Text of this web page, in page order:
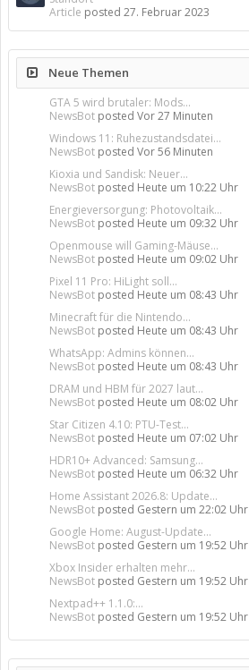
Article posted 27. Februar 2023
Neue Themen
GTA 5 wird brutaler: Mods...
NewsBot posted Vor 27 Minuten
Windows 11: Ruhezustandsdatei...
NewsBot posted Vor 56 Minuten
Kioxia und Sandisk: Neuer...
NewsBot posted Heute um 10:22 Uhr
Energieversorgung: Photovoltaik...
NewsBot posted Heute um 09:32 Uhr
Openmouse will Gaming-Mäuse...
NewsBot posted Heute um 09:02 Uhr
Pixel 11 Pro: HiLight soll...
NewsBot posted Heute um 08:43 Uhr
Minecraft für die Nintendo...
NewsBot posted Heute um 08:43 Uhr
WhatsApp: Admins können...
NewsBot posted Heute um 08:43 Uhr
DRAM und HBM für 2027 laut...
NewsBot posted Heute um 08:02 Uhr
Star Citizen 4.10: PTU-Test...
NewsBot posted Heute um 07:02 Uhr
HDR10+ Advanced: Samsung...
NewsBot posted Heute um 06:32 Uhr
Home Assistant 2026.8: Update...
NewsBot posted Gestern um 22:02 Uhr
Google Home: August-Update...
NewsBot posted Gestern um 19:52 Uhr
Xbox Insider erhalten mehr...
NewsBot posted Gestern um 19:52 Uhr
Nextpad++ 1.1.0:...
NewsBot posted Gestern um 19:52 Uhr